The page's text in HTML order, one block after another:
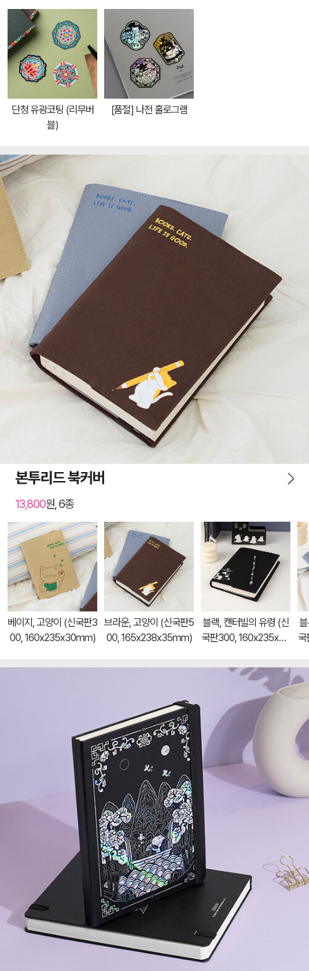
단청 유광코팅 (리무버
블)
[품절] 나전 홀로그램
본투리드 북커버
13,800원, 6종
베이지, 고양이 (신국판3
00, 160x235x30mm)
브라운, 고양이 (신국판5
00, 165x238x35mm)
블랙, 캔터빌의 유령 (신
국판300, 160x235x30